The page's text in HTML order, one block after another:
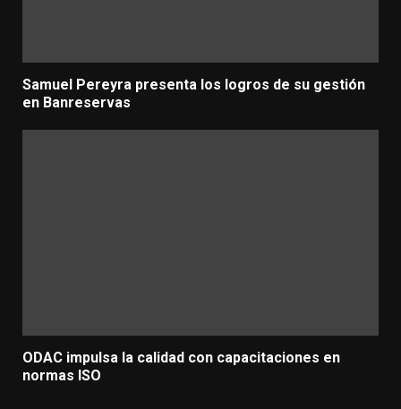
Samuel Pereyra presenta los logros de su gestión
en Banreservas
ODAC impulsa la calidad con capacitaciones en
normas ISO